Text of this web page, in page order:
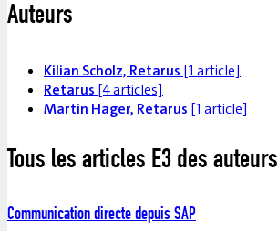
Auteurs
Kilian Scholz, Retarus [1 article]
Retarus [4 articles]
Martin Hager, Retarus [1 article]
Tous les articles E3 des auteurs
Communication directe depuis SAP